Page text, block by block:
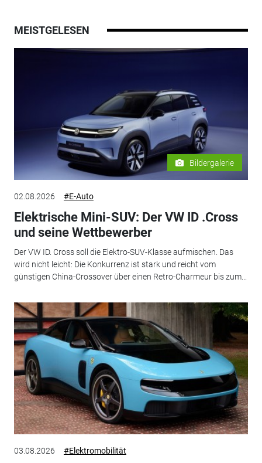
MEISTGELESEN
Bildergalerie
02.08.2026 #E-Auto
Elektrische Mini-SUV: Der VW ID .Cross
und seine Wettbewerber
Der VW ID. Cross soll die Elektro-SUV-Klasse aufmischen. Das
wird nicht leicht: Die Konkurrenz ist stark und reicht vom
günstigen China-Crossover über einen Retro-Charmeur bis zum...
03.08.2026 #Elektromobilität